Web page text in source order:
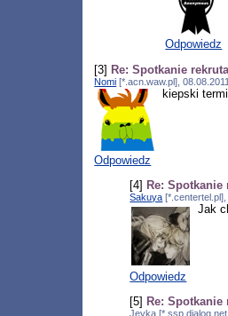
Odpowiedz
[3] Re: Spotkanie
Nomi [*.acn.waw.pl],
kiepski
Odpowiedz
[4] Re:
Sakuya
Jak
Odpowiedz
[5] Re:
Jeyka